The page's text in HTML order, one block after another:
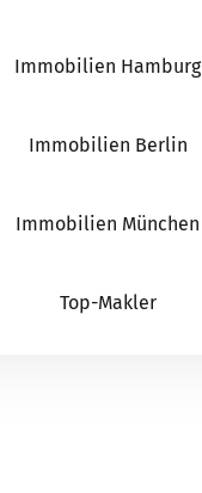
Immobilien Hamburg
Immobilien Berlin
Immobilien München
Top-Makler